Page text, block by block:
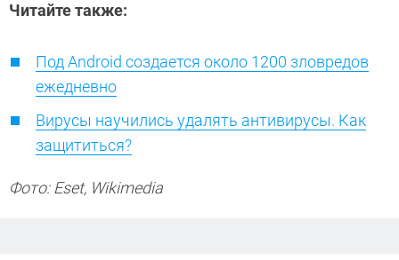
Читайте также:
Под Android создается около 1200 зловредов
ежедневно
Вирусы научились удалять антивирусы. Как
защититься?
Фото: Eset, Wikimedia